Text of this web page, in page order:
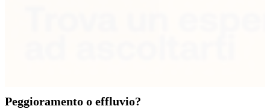
Peggioramento o effluvio?